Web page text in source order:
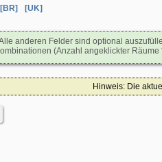
[BR] [UK]
anderen Felder sind optional
(Anzahl angeklickter
Hinweis: Die